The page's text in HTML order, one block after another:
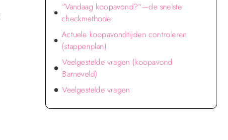
“Vandaag koopavond?”—de snelste
checkmethode
Actuele koopavondtijden controleren
(stappenplan)
Veelgestelde vragen (koopavond
Barneveld)
Veelgestelde vragen